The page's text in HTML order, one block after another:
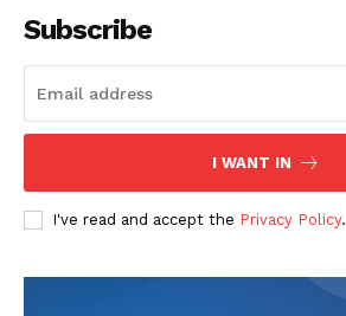
Subscribe
I WANT IN
I've read and accept the Privacy Policy.